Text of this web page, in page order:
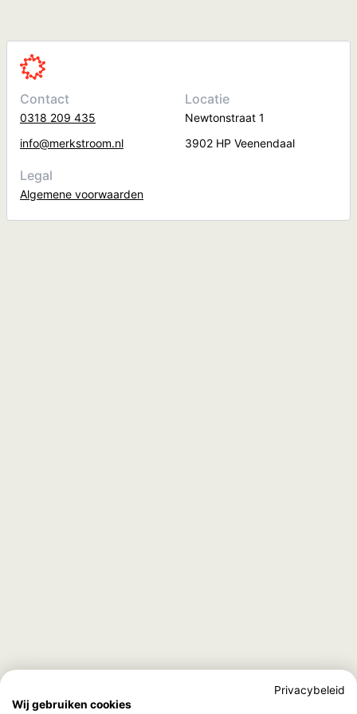
Contact
0318 209 435
info@merkstroom.nl
Locatie
Newtonstraat 1
3902 HP Veenendaal
Legal
Algemene voorwaarden
Privacybeleid
Wij gebruiken cookies